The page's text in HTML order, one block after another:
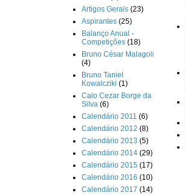
Artigos Gerais (23)
Aspirantes (25)
Balanço Anual -
Competições (18)
Bruno César Malagoli
(4)
Bruno Taniel
Kowalcziki (1)
Caio Cezar Borge da
Silva (6)
Calendário 2011 (6)
Calendário 2012 (8)
Calendário 2013 (5)
Calendário 2014 (29)
Calendário 2015 (17)
Calendário 2016 (10)
Calendário 2017 (14)